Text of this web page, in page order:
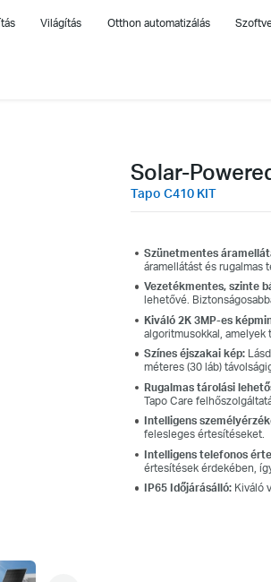
Világítás Otthon automatizálás
Solar-
Tapo C410 KIT
Szünetmentes
áramellátást és rugalmas
Vezetékmentes, szinte
lehetővé.
Kiváló 2K 3MP-es
algoritmusokkal,
Színes éjszakai kép:Lásd
méteres (30 láb)
Rugalmas tárolási
Tapo Care
Intelligens
felesleges értesítéseket.
Intelligens telefonos
értesítések érdekében,
IP65 Időjárásálló:Kiváló
Nagy hatékonyságú napelemek
A monokristályos szilíciumcellákból készült
hatékonyabban hasznosítja a
panelek, így eszközei feltöltve és